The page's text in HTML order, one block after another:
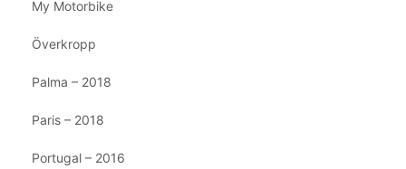
My Motorbike
Överkropp
Palma – 2018
Paris – 2018
Portugal – 2016